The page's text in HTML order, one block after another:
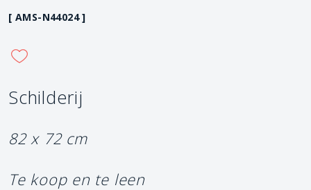
[ AMS-N44024 ]
Schilderij
82 x 72 cm
Te koop en te leen